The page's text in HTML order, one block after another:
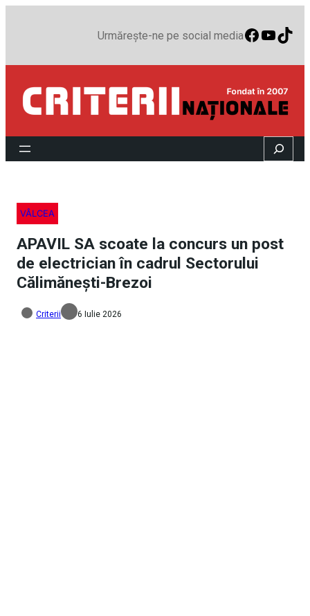
Urmărește-ne pe social media
Search
VÂLCEA
APAVIL SA scoate la concurs un post
de electrician în cadrul Sectorului
Călimănești-Brezoi
Criterii 6 Iulie 2026